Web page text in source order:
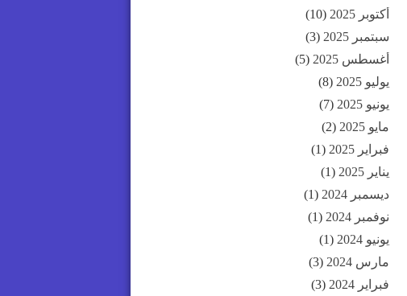
أكتوبر 2025
(10)
سبتمبر 2025
(3)
أغسطس 2025
(5)
يوليو 2025
(8)
يونيو 2025
(7)
مايو 2025
(2)
فبراير 2025
(1)
يناير 2025
(1)
ديسمبر 2024
(1)
نوفمبر 2024
(1)
يونيو 2024
(1)
مارس 2024
(3)
فبراير 2024
(3)